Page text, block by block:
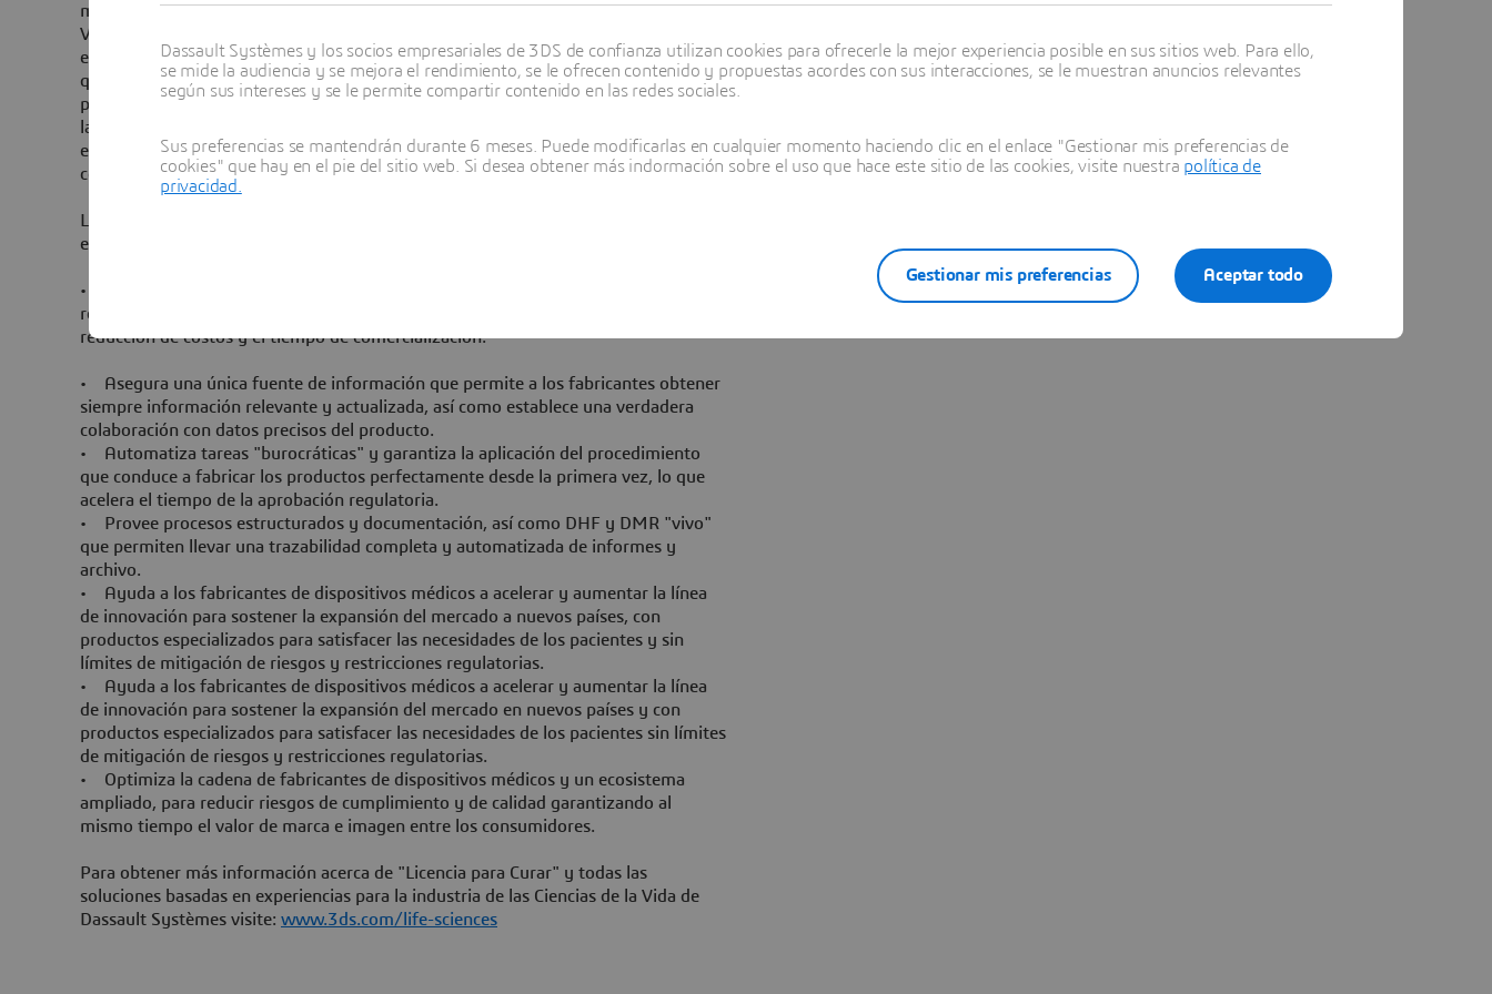
médicos para lograr mayor calidad y seguridad", dijo Monica Menghini,
Vicepresidente Ejecutivo, Industria y Comercialización de Dassault Systèmes. "Con
el número de cartas de advertencia emitidas por la FDA, el tiempo y el presupuesto
que los fabricantes gastan en actividades de regulación va en aumento. Nuestra
plataforma
3D
EXPERIENCE, con soluciones basadas en la experiencia orientadas a
la industria permite a las empresas gestionar sus objetivos de negocio en un
entorno regulatorio complejo, mientras aprenden las expectativas de los
consumidores respecto de los productos de seguros".
experiencia, "Licencia para Curar":
• Permite a las empresas eliminar los procesos y datos dispersos e "integrar" los
reglamentos en el activo, la optimización de la calidad y el cumplimiento y
reducción de costos y el tiempo de comercialización.
• Asegura una única fuente de información que permite a los fabricantes obtener
siempre información relevante y actualizada, así como establece una verdadera
colaboración con datos precisos del producto.
• Automatiza tareas "burocráticas" y garantiza la aplicación del procedimiento
que conduce a fabricar los productos perfectamente desde la primera vez, lo que
acelera el tiempo de la aprobación regulatoria.
• Provee procesos estructurados y documentación, así como DHF y DMR "vivo"
que permiten llevar una trazabilidad completa y automatizada de informes y
archivo.
• Ayuda a los fabricantes de dispositivos médicos a acelerar y aumentar la línea
de innovación para sostener la expansión del mercado a nuevos países, con
productos especializados para satisfacer las necesidades de los pacientes y sin
límites de mitigación de riesgos y restricciones regulatorias.
• Ayuda a los fabricantes de dispositivos médicos a acelerar y aumentar la línea
de innovación para sostener la expansión del mercado en nuevos países y con
productos especializados para satisfacer las necesidades de los pacientes sin límites
de mitigación de riesgos y restricciones regulatorias.
• Optimiza la cadena de fabricantes de dispositivos médicos y un ecosistema
ampliado, para reducir riesgos de cumplimiento y de calidad garantizando al
mismo tiempo el valor de marca e imagen entre los consumidores.
Para obtener más información acerca de "Licencia para Curar" y todas las
soluciones basadas en experiencias para la industria de las Ciencias de la Vida de
Dassault Systèmes visite: www.3ds.com/life-sciences
Dassault Systèmes y los socios empresariales de 3DS de confianza utilizan cookies para ofrecerle la mejor experiencia posible en sus sitios web. Para ello,
se mide la audiencia y se mejora el rendimiento, se le ofrecen contenido y propuestas acordes con sus interacciones, se le muestran anuncios relevantes
según sus intereses y se le permite compartir contenido en las redes sociales.
Sus preferencias se mantendrán durante 6 meses. Puede modificarlas en cualquier momento haciendo clic en el enlace "Gestionar mis preferencias de
cookies" que hay en el pie del sitio web. Si desea obtener más indormación sobre el uso que hace este sitio de las cookies, visite nuestra política de
privacidad.
Aceptar todo
Gestionar mis preferencias